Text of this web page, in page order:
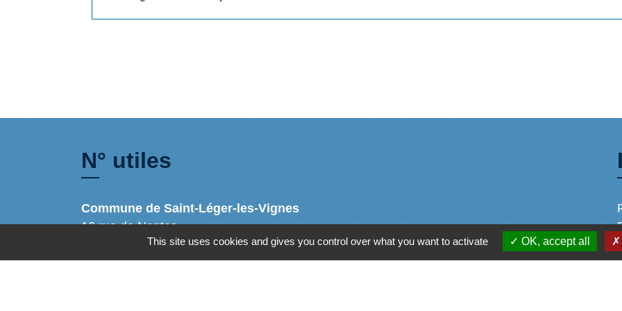
N° utiles
Commune de Saint-Léger-les-Vignes
16 rue de Nantes
44710 Saint-Léger-les-Vignes - FRANCE
+33 2 40 31 50 32
This site uses cookies and gives you control over what you want to activate OK, accept all